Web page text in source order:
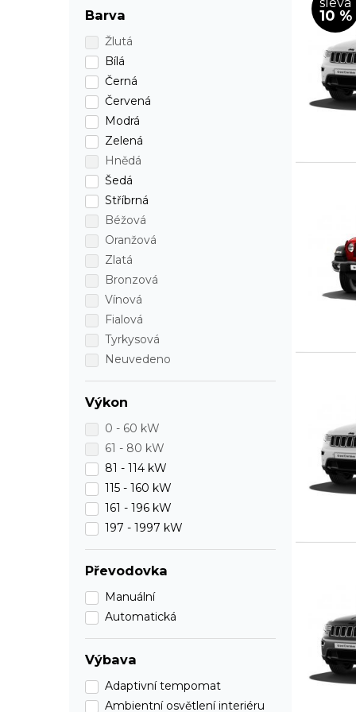
Barva
Žlutá
Bílá
Černá
Červená
Modrá
Zelená
Hnědá
Šedá
Stříbrná
Béžová
Oranžová
Zlatá
Bronzová
Vínová
Fialová
Tyrkysová
Neuvedeno
Výkon
0 - 60 kW
61 - 80 kW
81 - 114 kW
115 - 160 kW
161 - 196 kW
197 - 1997 kW
Převodovka
Manuální
Automatická
Výbava
Adaptivní tempomat
Ambientní osvětlení interiéru
10 %